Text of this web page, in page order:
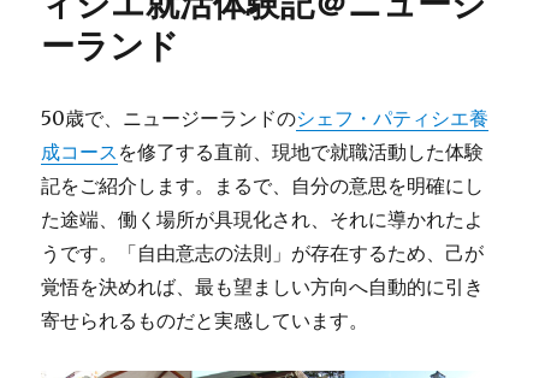
炊
を
一
覧
に
し
し
た
ーランド
50歳で、ニュージーランドのシェフ・パティシエ養
成コース を修了する直前、現地で就職活動した体験
記をご紹介します。まるで、自分の意思を明確にし
た途端、働く場所が具現化され、それに導かれたよ
うです。「自由意志の法則」が存在するため、己が
覚悟を決めれば、最も望ましい方向へ自動的に引き
寄せられるものだと実感しています。